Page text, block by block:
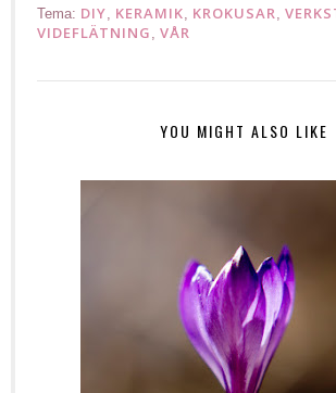
Tema: DIY KERAMIK KROKUSAR
VIDEFLÄTNING VÅR
YOU MIGHT ALSO LIKE